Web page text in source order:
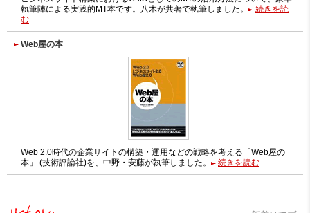
執筆陣による実践的MT本です。八木が共著で執筆しました。
続きを読
む
Web屋の本
Web 2.0時代の企業サイトの構築・運用などの戦略を考える「Web屋の
本」 (技術評論社)を、中野・安藤が執筆しました。
続きを読む